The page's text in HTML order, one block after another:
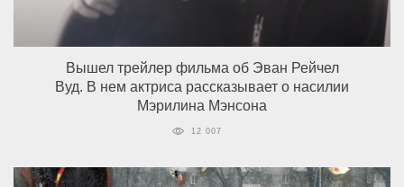
Вышел трейлер фильма об Эван Рейчел
Вуд. В нем актриса рассказывает о насилии
Мэрилина Мэнсона
12 007